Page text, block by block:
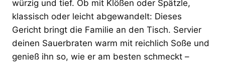
würzig und tief. Ob mit Klößen oder Spätzle,
klassisch oder leicht abgewandelt: Dieses
Gericht bringt die Familie an den Tisch. Servier
deinen Sauerbraten warm mit reichlich Soße und
genieß ihn so, wie er am besten schmeckt –